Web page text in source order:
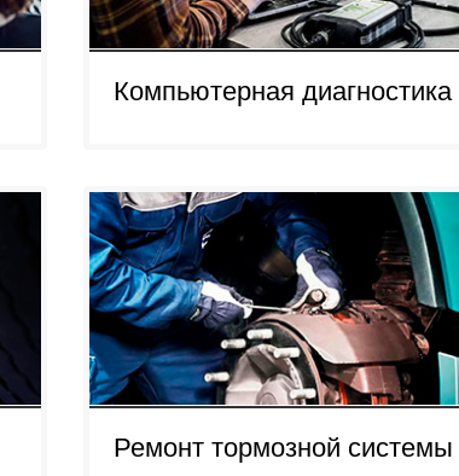
Компьютерная диагностика
Ремонт тормозной системы